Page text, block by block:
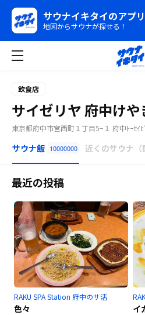
サウナイキタイのアプリ
地図からサウナが探せる！
飲食店
サイゼリヤ 府中け
東京都府中市宮西町１丁目5−１ 府中ﾄｰｾｲ
サウナ飯 10000000 近くのサウナ（
最近の投稿
RAKU SPA Station 府中のサ活
色々 イ